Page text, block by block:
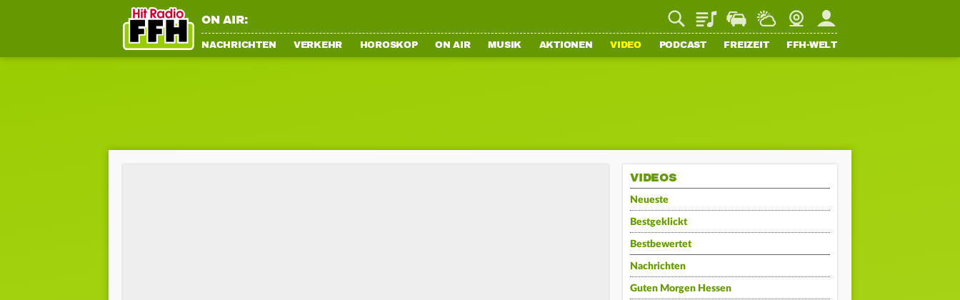
ON AIR: PlaylistStaupilotWetterWebcamMein FFH
NACHRICHTEN VERKEHR HOROSKOP ON AIR MUSIK AKTIONEN VIDEO PODCAST FREIZEIT FFH-WELT
VIDEOS
Neueste
Bestgeklickt
Bestbewertet
Nachrichten
Guten Morgen Hessen